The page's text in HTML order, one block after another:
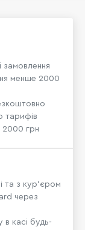
замовлення
менше 2000
тарифів
2000 грн
та з кур’єром
через
в касі будь-